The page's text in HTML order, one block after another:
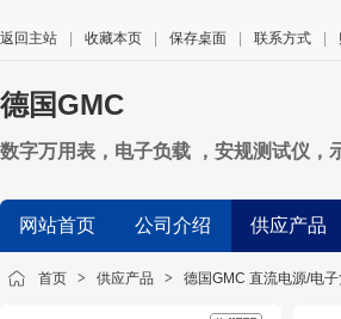
返回主站 收藏本页 保存桌面 联系方式
德国GMC
数字万用表，电子负载 ，安规测试仪，
网站首页 公司介绍 供应产品
首页 > 供应产品 > 德国GMC 直流电源/电